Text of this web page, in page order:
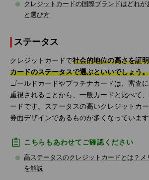
クレジットカードの国際ブランドはどれ
と選び方
ステータス
クレジットカードで社会的地位の高さを証
カードのステータスで選ぶといいでしょう。
ゴールドカードやプラチナカードは、審査
重視されることから、一般カードと比べて
ードです。ステータスの高いクレジットカ
券面デザインであるものが多くなっています
こちらもあわせてご確認ください
高ステータスのクレジットカードとは？メ
を解説